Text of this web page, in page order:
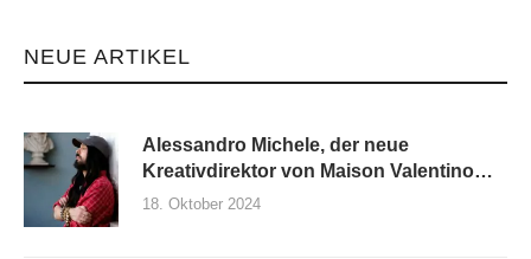
NEUE ARTIKEL
Alessandro Michele, der neue
Kreativdirektor von Maison Valentino
und seine erste Kollektion
18. Oktober 2024